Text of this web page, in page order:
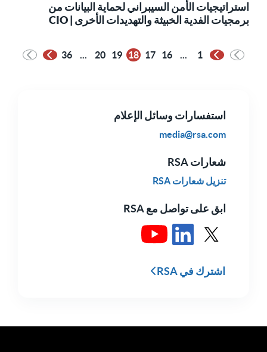
استفسارات وسائل الإعلام
media@rsa.com
شعارات RSA
تنزيل شعارات RSA
ابق على تواصل مع RSA
اشترك في RSA
استراتيجيات الأمن السيبراني لحماية البيانات من
برمجيات الفدية الخبيثة والتهديدات الأخرى | CIO
الصفحة السابقة
1
...
16
17
18
19
20
...
36
الصفحة